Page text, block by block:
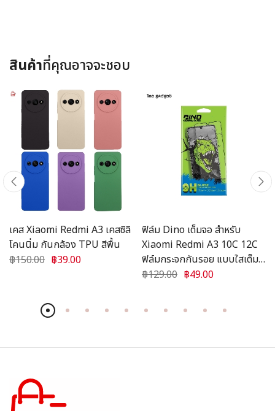
สินค้าที่คุณอาจจะชอบ
เคส Xiaomi Redmi A3 เคสซิลิ
โคนนิ่ม กันกล้อง TPU สีพื้น
฿150.00 ฿39.00
ฟิล์ม Dino เต็มจอ สำหรับ
Xiaomi Redmi A3 10C 12C
ฟิล์มกระจกกันรอย แบบใสเต็ม
จอ ขอบสี
฿129.00 ฿49.00